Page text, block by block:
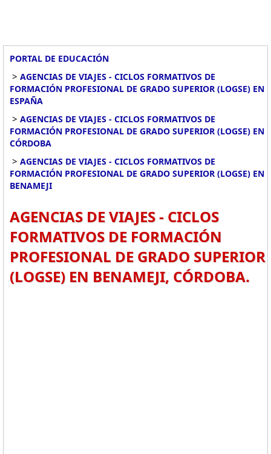
PORTAL DE EDUCACIÓN
> AGENCIAS DE VIAJES - CICLOS FORMATIVOS DE
FORMACIÓN PROFESIONAL DE GRADO SUPERIOR (LOGSE) EN
ESPAÑA
> AGENCIAS DE VIAJES - CICLOS FORMATIVOS DE
FORMACIÓN PROFESIONAL DE GRADO SUPERIOR (LOGSE) EN
CÓRDOBA
> AGENCIAS DE VIAJES - CICLOS FORMATIVOS DE
FORMACIÓN PROFESIONAL DE GRADO SUPERIOR (LOGSE) EN
BENAMEJI
AGENCIAS DE VIAJES - CICLOS
FORMATIVOS DE FORMACIÓN
PROFESIONAL DE GRADO SUPERIOR
(LOGSE) EN BENAMEJI, CÓRDOBA.